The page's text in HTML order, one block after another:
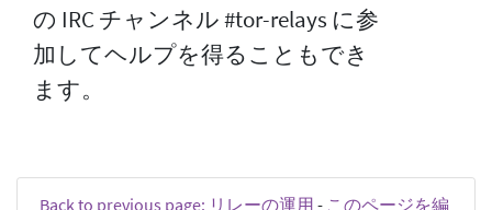
の IRC チャンネル #tor-relays に参
加してヘルプを得ることもでき
ます。
Back to previous page: リレーの運用 - このページを編